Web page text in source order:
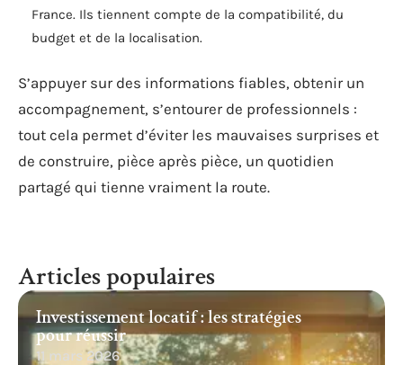
France. Ils tiennent compte de la compatibilité, du
budget et de la localisation.
S’appuyer sur des informations fiables, obtenir un
accompagnement, s’entourer de professionnels :
tout cela permet d’éviter les mauvaises surprises et
de construire, pièce après pièce, un quotidien
partagé qui tienne vraiment la route.
Articles populaires
Investissement locatif : les stratégies
pour réussir
11 mars 2026